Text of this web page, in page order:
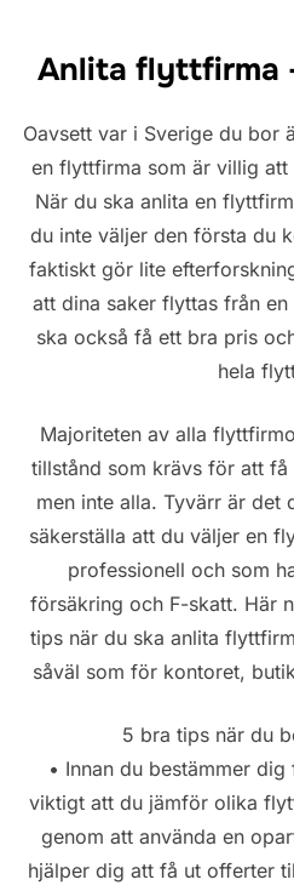
Anlita flyttfirma
Oavsett var i Sverige du bor
en flyttfirma som är villig
När du ska anlita en
du inte väljer den första du
faktiskt gör lite
att dina saker flyttas från
ska också få ett bra pris
hela
Majoriteten av alla
tillstånd som krävs för att
men inte alla. Tyvärr är det
säkerställa att du väljer en
professionell och som
försäkring och F-skatt. Här
tips när du ska anlita
såväl som för kontoret,
5 bra tips när du
• Innan du bestämmer
viktigt att du jämför olika
genom att använda en
hjälper dig att få ut offerter